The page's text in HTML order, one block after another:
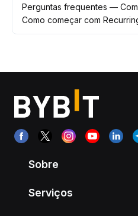
Perguntas frequentes —
Como começar com
Sobre
Serviços